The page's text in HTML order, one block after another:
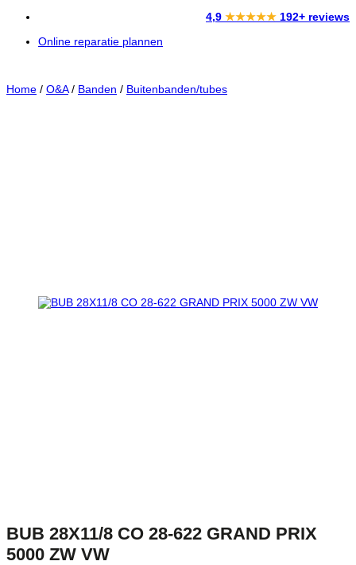
4,9 ★★★★★ 192+ reviews
Online reparatie plannen
Home / O&A / Banden / Buitenbanden/tubes
BUB 28X11/8 CO 28-622 GRAND PRIX
5000 ZW VW